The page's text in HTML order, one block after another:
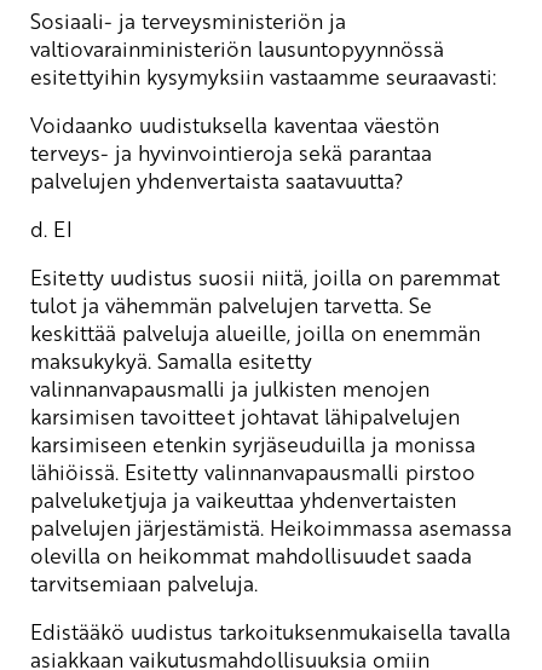
Sosiaali- ja terveysministeriön ja
valtiovarainministeriön lausuntopyynnössä
esitettyihin kysymyksiin vastaamme seuraavasti:
Voidaanko uudistuksella kaventaa väestön
terveys- ja hyvinvointieroja sekä parantaa
palvelujen yhdenvertaista saatavuutta?
d. EI
Esitetty uudistus suosii niitä, joilla on paremmat
tulot ja vähemmän palvelujen tarvetta. Se
keskittää palveluja alueille, joilla on enemmän
maksukykyä. Samalla esitetty
valinnanvapausmalli ja julkisten menojen
karsimisen tavoitteet johtavat lähipalvelujen
karsimiseen etenkin syrjäseuduilla ja monissa
lähiöissä. Esitetty valinnanvapausmalli pirstoo
palveluketjuja ja vaikeuttaa yhdenvertaisten
palvelujen järjestämistä. Heikoimmassa asemassa
olevilla on heikommat mahdollisuudet saada
tarvitsemiaan palveluja.
Edistääkö uudistus tarkoituksenmukaisella tavalla
asiakkaan vaikutusmahdollisuuksia omiin